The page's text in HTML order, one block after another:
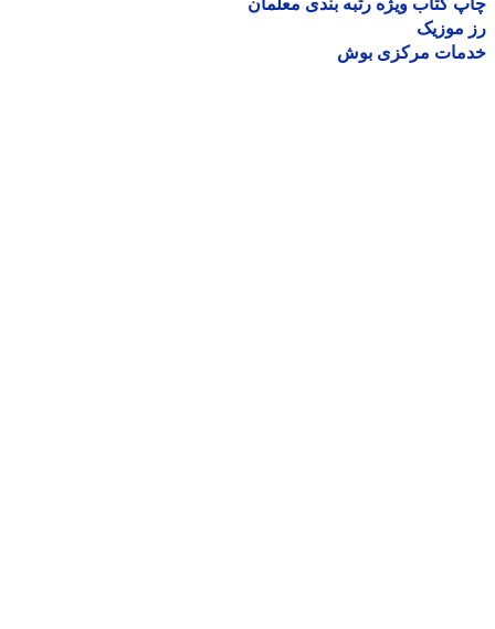
کتاب ویژه رتبه بندی معلمان
موزیک
مرکزی بوش